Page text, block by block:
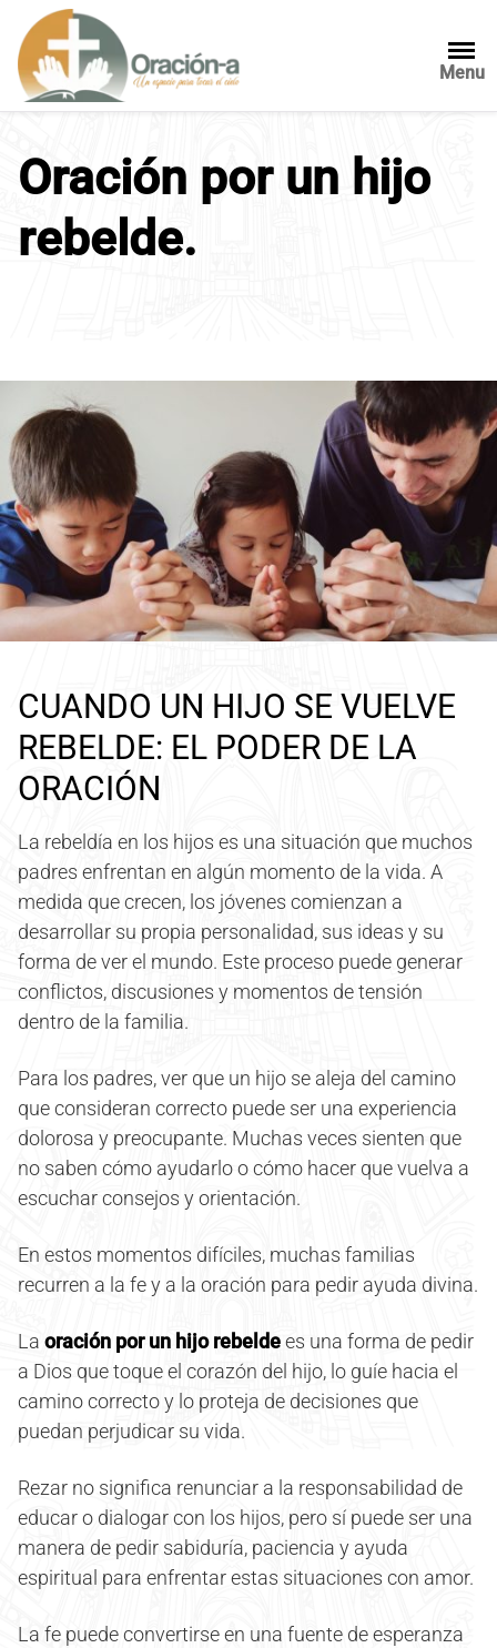
a
i
Menu
Oración por un hijo
rebelde.
CUANDO UN HIJO SE VUELVE
REBELDE: EL PODER DE LA
ORACIÓN
La rebeldía en los hijos es una situación que muchos
padres enfrentan en algún momento de la vida. A
medida que crecen, los jóvenes comienzan a
desarrollar su propia personalidad, sus ideas y su
forma de ver el mundo. Este proceso puede generar
conflictos, discusiones y momentos de tensión
dentro de la familia.
Para los padres, ver que un hijo se aleja del camino
que consideran correcto puede ser una experiencia
dolorosa y preocupante. Muchas veces sienten que
no saben cómo ayudarlo o cómo hacer que vuelva a
escuchar consejos y orientación.
En estos momentos difíciles, muchas familias
recurren a la fe y a la oración para pedir ayuda divina.
La oración por un hijo rebeldees una forma de pedir
a Dios que toque el corazón del hijo, lo guíe hacia el
camino correcto y lo proteja de decisiones que
puedan perjudicar su vida.
Rezar no significa renunciar a la responsabilidad de
educar o dialogar con los hijos, pero sí puede ser una
manera de pedir sabiduría, paciencia y ayuda
espiritual para enfrentar estas situaciones con amor.
La fe puede convertirse en una fuente de esperanza